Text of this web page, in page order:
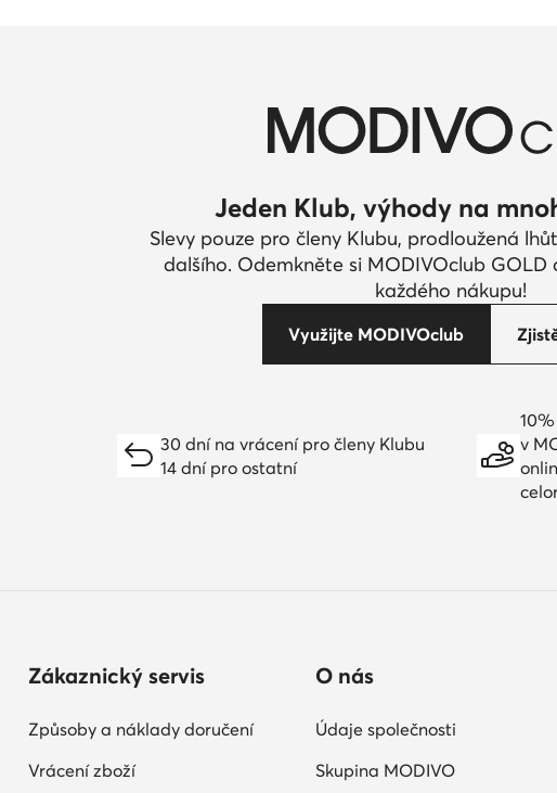
Jeden Klub, výhody na
Slevy pouze pro členy Klubu, prodloužená
dalšího. Odemkněte si MODIVOclub GOLD
každého nákupu!
Využijte MODIVOclub
30 dní na vrácení pro členy Klubu
14 dní pro ostatní
v
Zákaznický servis
Způsoby a náklady doručení
Vrácení zboží
O nás
Údaje společnosti
Skupina MODIVO